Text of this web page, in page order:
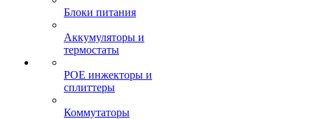
Блоки питания
Аккумуляторы и
термостаты
POE инжекторы и
сплиттеры
Коммутаторы